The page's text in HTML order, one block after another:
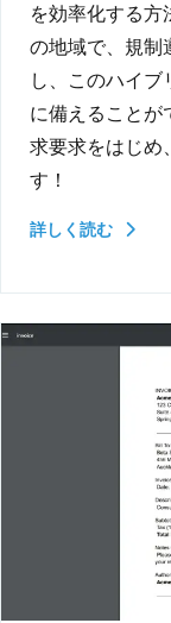
を効率化する方
の地域で、規制
し、このハイ
に備えることが
求要求をはじめ
す！
詳しく読む